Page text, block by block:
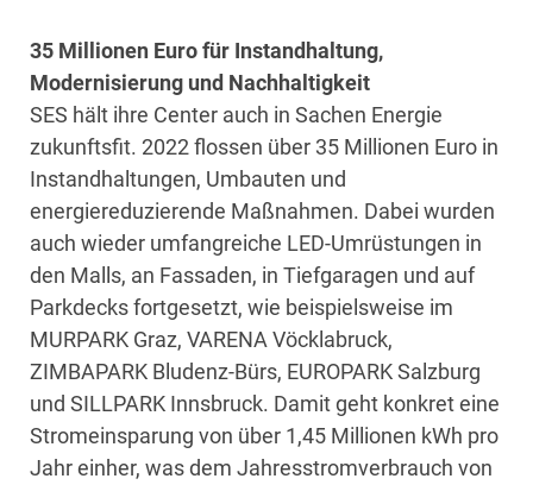
35 Millionen Euro für Instandhaltung,
Modernisierung und Nachhaltigkeit
SES hält ihre Center auch in Sachen Energie
zukunftsfit. 2022 flossen über 35 Millionen Euro in
Instandhaltungen, Umbauten und
energiereduzierende Maßnahmen. Dabei wurden
auch wieder umfangreiche LED-Umrüstungen in
den Malls, an Fassaden, in Tiefgaragen und auf
Parkdecks fortgesetzt, wie beispielsweise im
MURPARK Graz, VARENA Vöcklabruck,
ZIMBAPARK Bludenz-Bürs, EUROPARK Salzburg
und SILLPARK Innsbruck. Damit geht konkret eine
Stromeinsparung von über 1,45 Millionen kWh pro
Jahr einher, was dem Jahresstromverbrauch von